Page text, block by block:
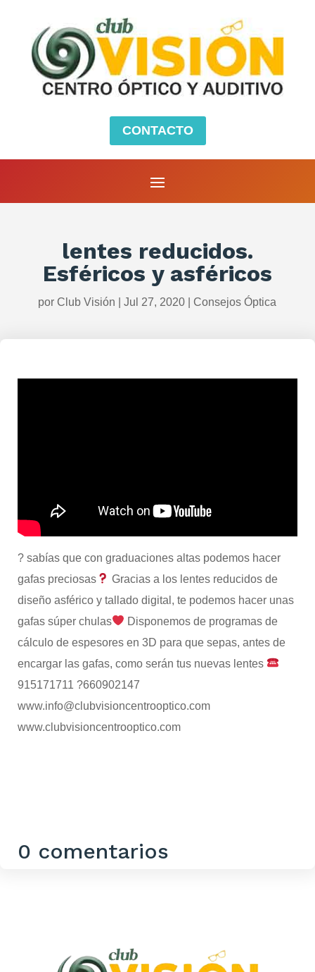
CONTACTO
lentes reducidos.
Esféricos y asféricos
por Club Visión |Jul 27, 2020 Consejos Óptica
? sabías que con graduaciones altas podemos hacer
gafas preciosas
Gracias a los lentes reducidos de
diseño asférico y tallado digital, te podemos hacer unas
gafas súper chulas
Disponemos de programas de
cálculo de espesores en 3D para que sepas, antes de
encargar las gafas, como serán tus nuevas lentes
915171711 ?660902147
www.info@clubvisioncentrooptico.com
www.clubvisioncentrooptico.com
0 comentarios